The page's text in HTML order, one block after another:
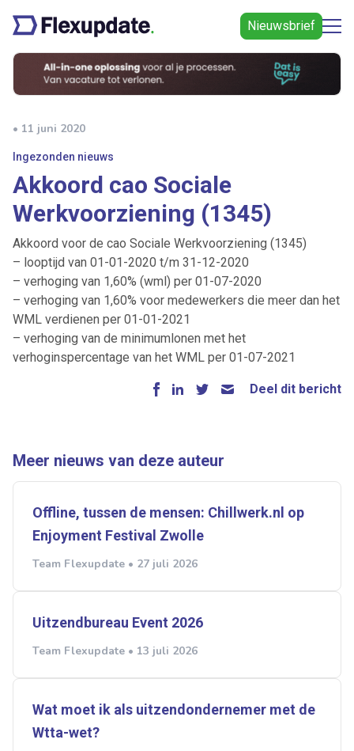
Nieuwsbrief
• 11 juni 2020
Ingezonden nieuws
Akkoord cao Sociale
Werkvoorziening (1345)
Akkoord voor de cao Sociale Werkvoorziening (1345)
– looptijd van 01-01-2020 t/m 31-12-2020
– verhoging van 1,60% (wml) per 01-07-2020
– verhoging van 1,60% voor medewerkers die meer dan het
WML verdienen per 01-01-2021
– verhoging van de minimumlonen met het
verhoginspercentage van het WML per 01-07-2021
Deel dit bericht
Meer nieuws van deze auteur
Offline, tussen de mensen: Chillwerk.nl op
Enjoyment Festival Zwolle
Team Flexupdate • 27 juli 2026
Uitzendbureau Event 2026
Team Flexupdate • 13 juli 2026
Wat moet ik als uitzendondernemer met de
Wtta-wet?